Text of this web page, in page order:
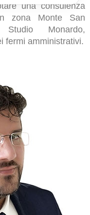
una consulenza
zona Monte San
Monardo,
fermi amministrativi.